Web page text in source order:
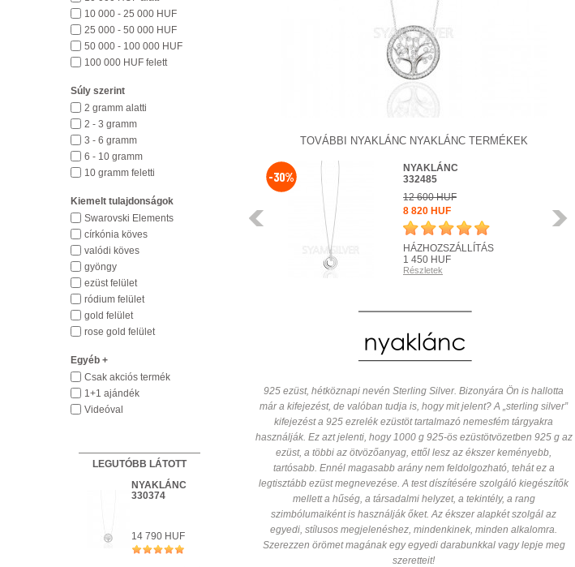
10 000 - 25 000 HUF
25 000 - 50 000 HUF
50 000 - 100 000 HUF
100 000 HUF felett
Súly szerint
2 gramm alatti
2 - 3 gramm
3 - 6 gramm
6 - 10 gramm
10 gramm feletti
Kiemelt tulajdonságok
Swarovski Elements
církónia köves
valódi köves
gyöngy
ezüst felület
ródium felület
gold felület
rose gold felület
Egyéb +
Csak akciós termék
1+1 ajándék
Videóval
LEGUTÓBB LÁTOTT
NYAKLÁNC
330374
14 790 HUF
HÁZHOZSZÁLLÍTÁS 1 450 HUF
+ KOSÁRBA
TOVÁBBI NYAKLÁNC NYAKLÁNC TERMÉKEK
NYAKLÁNC
330372
14 290 HUF
HÁZHOZSZÁLLÍTÁS
Részletek
NYAKLÁNC
332485
12 600 HUF
8 820 HUF
-30%
HÁZHOZSZÁLLÍTÁS
1 450 HUF
Részletek
925 ezüst, hétköznapi nevén Sterling Silver. Bizonyára Ön is hallotta
már a kifejezést, de valóban tudja is, hogy mit jelent? A „sterling silver”
kifejezést a 925 ezrelék ezüstöt tartalmazó nemesfém tárgyakra
használják. Ez azt jelenti, hogy 1000 g 925-ös ezüstötvözetben 925 g az
ezüst, a többi az ötvözőanyag, ettől lesz az ékszer keményebb,
tartósabb. Ennél magasabb arány nem feldolgozható, tehát ez a
legtisztább ezüst megnevezése. A test díszítésére szolgáló kiegészítők
mellett a hűség, a társadalmi helyzet, a tekintély, a rang
szimbólumaiként is használják őket. Az ékszer alapkét szolgál az
egyedi, stílusos megjelenéshez, mindenkinek, minden alkalomra.
Szerezzen örömet magának egy egyedi darabunkkal vagy lepje meg
szeretteit!